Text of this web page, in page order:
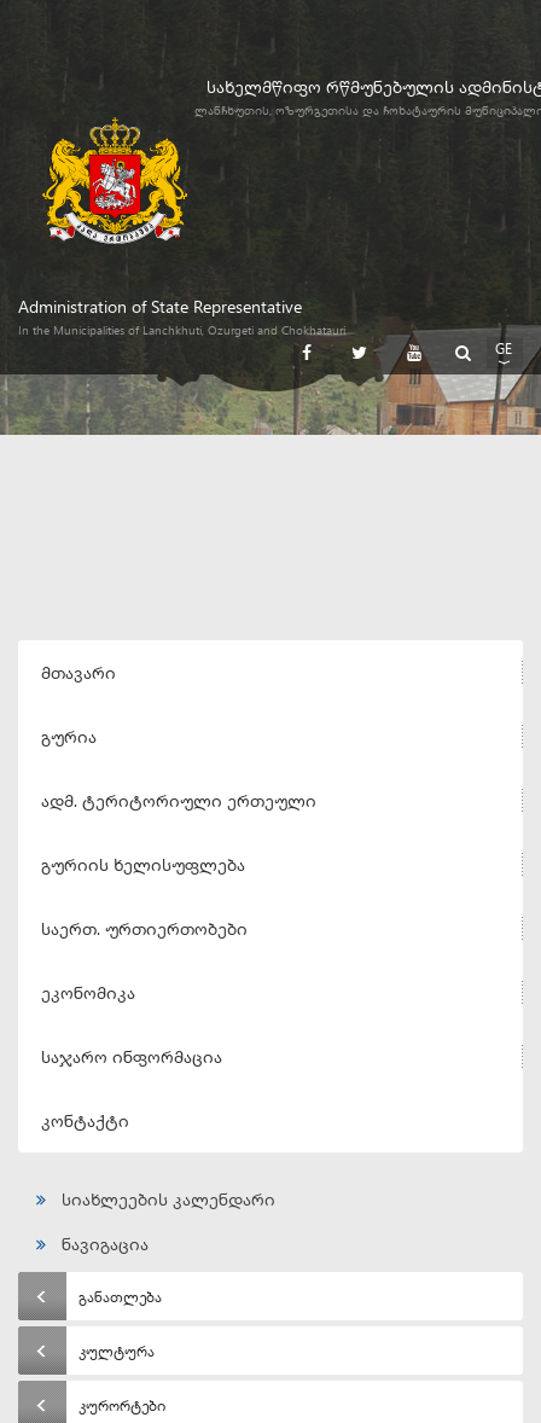
სახელმწიფო რწმუნებულის
ლანჩხუთის, ოზურგეთისა და ჩოხატაურის
Administration of State Representative
In the Municipalities of Lanchkhuti, Ozurgeti and Chokhatauri
GE
EN
RU
მთავარი
გურია
ადმ. ტერიტორიული ერთეული
გურიის ხელისუფლება
საერთ. ურთიერთობები
ეკონომიკა
საჯარო ინფორმაცია
კონტაქტი
სიახლეების კალენდარი
ნავიგაცია
განათლება
კულტურა
კურორტები